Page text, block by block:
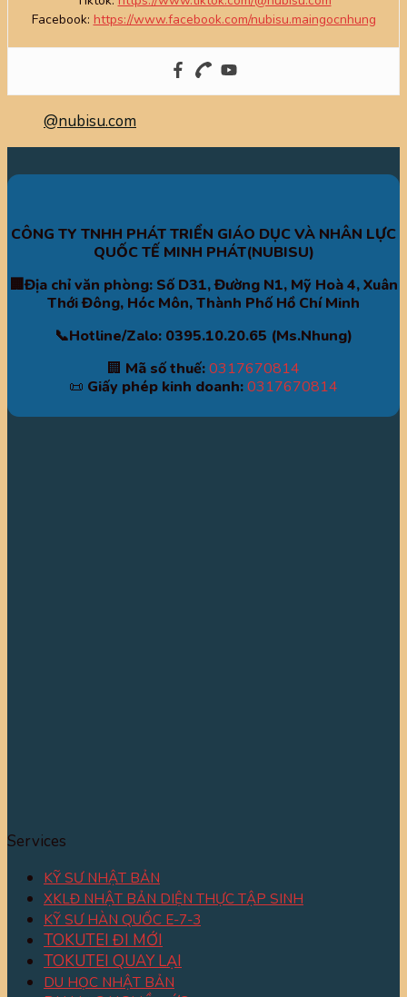
Facebook: https://www.facebook.com/nubisu.maingocnhung
@nubisu.com
CÔNG TY TNHH PHÁT TRIỂN GIÁO DỤC VÀ NHÂN LỰC
QUỐC TẾ MINH PHÁT(NUBISU)
🏢Địa chỉ văn phòng: Số D31, Đường N1, Mỹ Hoà 4, Xuân
Thới Đông, Hóc Môn, Thành Phố Hồ Chí Minh
📞Hotline/Zalo: 0395.10.20.65 (Ms.Nhung)
🏢 Mã số thuế:0317670814
📜 Giấy phép kinh doanh:0317670814
Services
KỸ SƯ NHẬT BẢN
XKLĐ NHẬT BẢN DIỆN THỰC TẬP SINH
KỸ SƯ HÀN QUỐC E-7-3
TOKUTEI ĐI MỚI
TOKUTEI QUAY LẠI
DU HỌC NHẬT BẢN